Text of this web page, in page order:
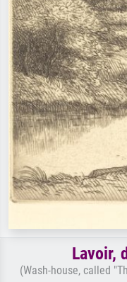
Lavoir,
(Wash-house, called